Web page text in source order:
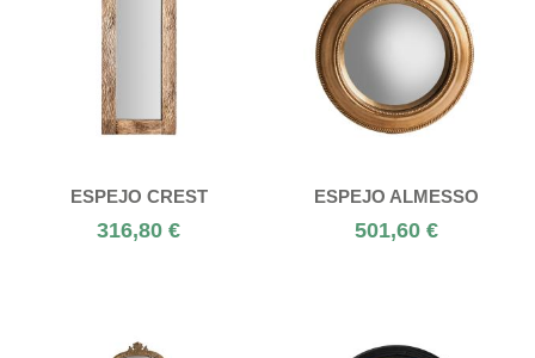
ESPEJO CREST
316,80 €
ESPEJO ALMESSO
501,60 €